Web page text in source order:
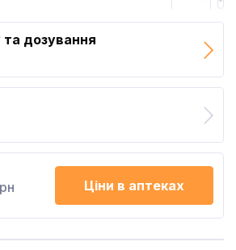
дозування
Ціни в аптеках